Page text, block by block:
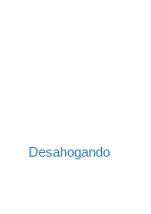
Desahogando